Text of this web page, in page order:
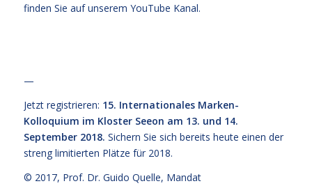
finden Sie auf unserem YouTube Kanal.
—
Jetzt registrieren: 15. Internationales Marken-
Kolloquium im Kloster Seeon am 13. und 14.
September 2018. Sichern Sie sich bereits heute einen der
streng limitierten Plätze für 2018.
© 2017, Prof. Dr. Guido Quelle, Mandat